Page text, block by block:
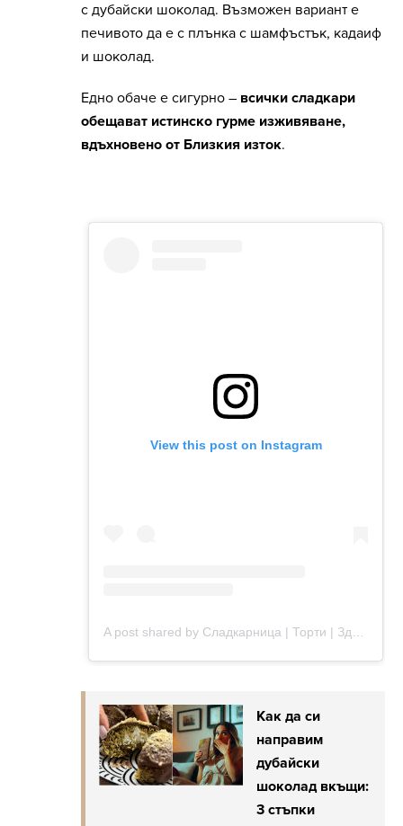
с дубайски шоколад. Възможен вариант е
печивото да е с плънка с шамфъстък, кадаиф
и шоколад.
Едно обаче е сигурно – всички сладкари
обещават истинско гурме изживяване,
вдъхновено от Близкия изток.
Как да си
направим
дубайски
шоколад вкъщи:
3 стъпки